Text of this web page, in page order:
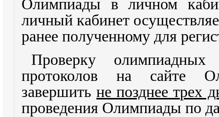
Олимпиады в личном
личный кабинет
ранее полученному для
Проверку
протоколов на сайте
завершитьне позднее трех
проведения Олимпиады по